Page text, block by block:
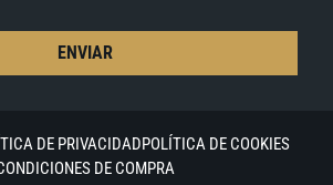
ENVIAR
DE PRIVACIDADPOLÍTICA DE COOKIES
DE COMPRA